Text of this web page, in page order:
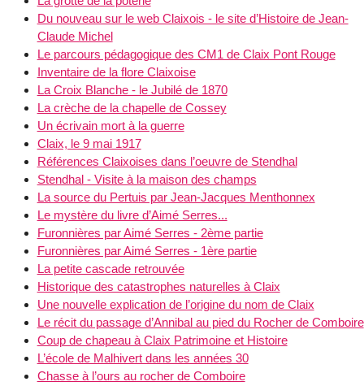
Du nouveau sur le web Claixois - le site d’Histoire de Jean-
Claude Michel
Le parcours pédagogique des CM1 de Claix Pont Rouge
Inventaire de la flore Claixoise
La Croix Blanche - le Jubilé de 1870
La crèche de la chapelle de Cossey
Un écrivain mort à la guerre
Claix, le 9 mai 1917
Références Claixoises dans l’oeuvre de Stendhal
Stendhal - Visite à la maison des champs
La source du Pertuis par Jean-Jacques Menthonnex
Le mystère du livre d’Aimé Serres...
Furonnières par Aimé Serres - 2ème partie
Furonnières par Aimé Serres - 1ère partie
La petite cascade retrouvée
Historique des catastrophes naturelles à Claix
Une nouvelle explication de l’origine du nom de Claix
Le récit du passage d’Annibal au pied du Rocher de Comboire
Coup de chapeau à Claix Patrimoine et Histoire
L’école de Malhivert dans les années 30
Chasse à l’ours au rocher de Comboire